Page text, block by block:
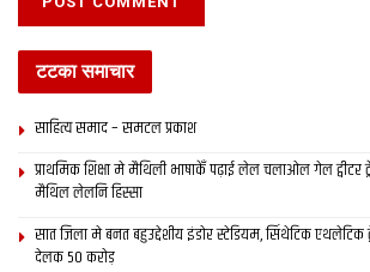
टटका समाचार
साहित्य समाद – समटल प्रकाश
प्राथमिक शि‍क्षा मे मैथि‍ली भाषाकेँ पढ़ाई लेल चलाओल गेल ट्वीटर
मैथिल लेलनि हिस्सा
सात जिला मे बनत बहुउद्देशीय इंडोर स्‍टेडि‍यम, सिंथेटिक एथलेटिक
देलक 50 करोड़